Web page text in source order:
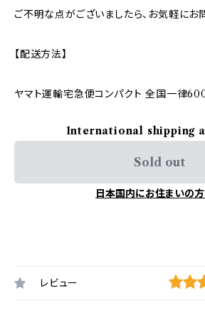
ご不明な点がございましたら、お気軽にお
【配送方法】
ヤマト運輸宅急便コンパクト 全国一律
International shipping
Sold out
日本国内にお住まいの
レビュー